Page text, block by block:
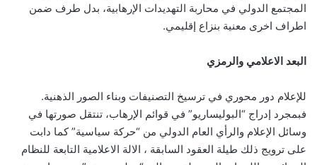
المجتمع الدولي في محاربة التهديدات الإرهابية، بدل طرف ضمن
اطراف اخرى معنية بنزاع إقليمي.
البعد الاعلامي والرمزي
للإعلام دور محوري في ترسيخ التصنيفات وبناء الصور الذهنية.
فبمجرد إدراج “البوليساريو” في قوائم الإرهاب، تنتقل صورتها في
وسائل الإعلام والرأي العام الدولي من “حركة سياسية” كما دابت
على ترويج ذلك طيلة العقود السابقة ، الالة الاعلامية التابعة للنظام